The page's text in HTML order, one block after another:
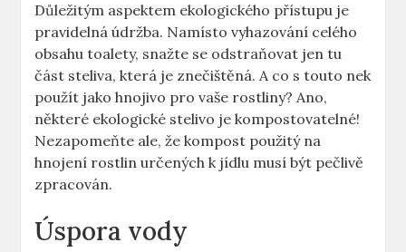
Důležitým aspektem ekologického přístupu je
pravidelná údržba. Namísto vyhazování celého
obsahu toalety, snažte se odstraňovat jen tu
část steliva, která je znečištěná. A co s touto nek
použít jako hnojivo pro vaše rostliny? Ano,
některé ekologické stelivo je kompostovatelné!
Nezapomeňte ale, že kompost použitý na
hnojení rostlin určených k jídlu musí být pečlivě
zpracován.
Úspora vody